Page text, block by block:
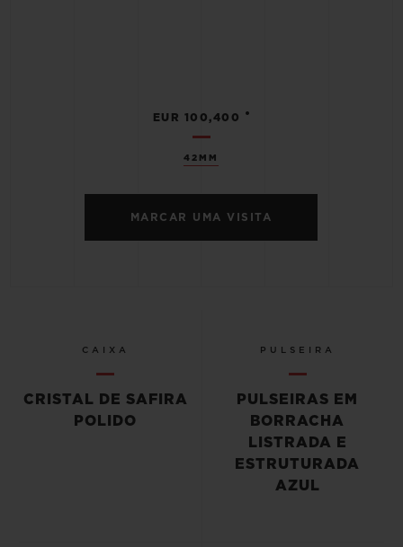
42MM
EUR 100,400 •
MARCAR UMA VISITA
CAIXA
CRISTAL DE SAFIRA
POLIDO
PULSEIRA
PULSEIRAS EM
BORRACHA
LISTRADA E
ESTRUTURADA
AZUL